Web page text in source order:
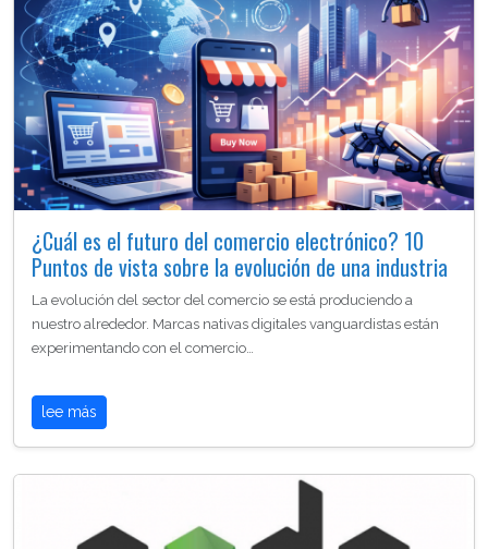
¿Cuál es el futuro del comercio electrónico? 10
Puntos de vista sobre la evolución de una industria
La evolución del sector del comercio se está produciendo a
nuestro alrededor. Marcas nativas digitales vanguardistas están
experimentando con el comercio…
lee más